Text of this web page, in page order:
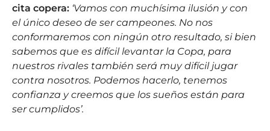
cita copera: ‘Vamos con muchísima ilusión y con
el único deseo de ser campeones. No nos
conformaremos con ningún otro resultado, si bien
sabemos que es difícil levantar la Copa, para
nuestros rivales también será muy difícil jugar
contra nosotros. Podemos hacerlo, tenemos
confianza y creemos que los sueños están para
ser cumplidos’.